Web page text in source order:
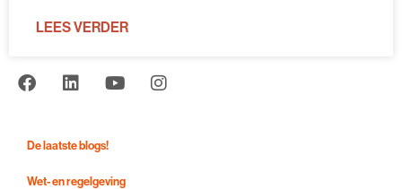
LEES VERDER
De laatste blogs!
Wet- en regelgeving